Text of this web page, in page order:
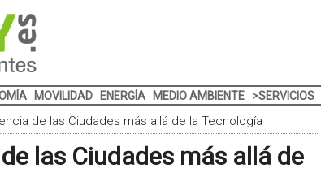
MOVILIDAD ENERGÍA MEDIO AMBIENTE >SERVICIOS
de las Ciudades más allá de la Tecnología
las Ciudades más allá de